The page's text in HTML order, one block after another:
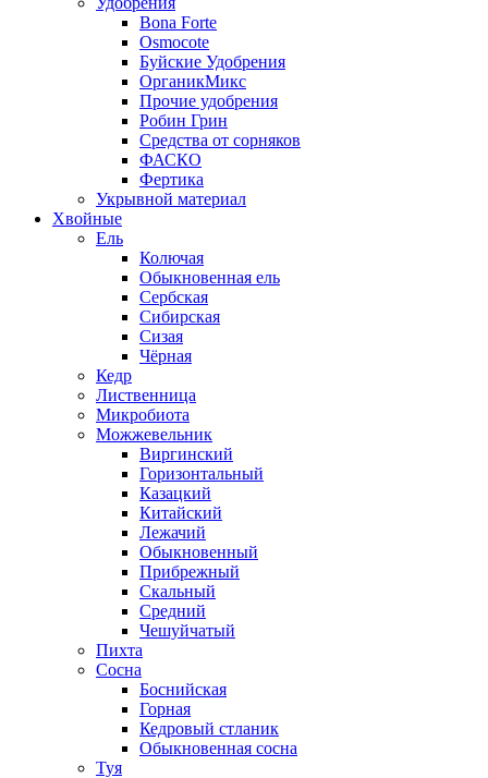
Bona Forte
Osmocote
Буйские Удобрения
ОрганикМикс
Прочие удобрения
Робин Грин
Средства от сорняков
ФАСКО
Фертика
Укрывной материал
Хвойные
Ель
Колючая
Обыкновенная ель
Сербская
Сибирская
Сизая
Чёрная
Кедр
Лиственница
Микробиота
Можжевельник
Виргинский
Горизонтальный
Казацкий
Китайский
Лежачий
Обыкновенный
Прибрежный
Скальный
Средний
Чешуйчатый
Пихта
Сосна
Боснийская
Горная
Кедровый стланик
Обыкновенная сосна
Туя